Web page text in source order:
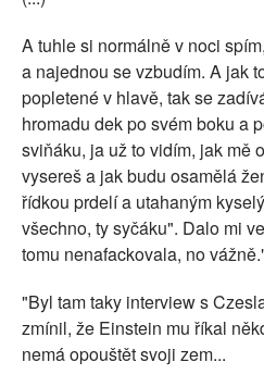
A tuhle si normálně v noci
a najednou se vzbudím. A jak
popletené v hlavě, tak se
hromadu dek po svém boku a
sviňáku, ja už to vidím, jak mě
vysereš a jak budu osamělá
řídkou prdelí a utahaným
všechno, ty syčáku". Dalo mi
tomu nenafackovala, no
"Byl tam taky interview s
zmínil, že Einstein mu říkal
nemá opouštět svoji zem...